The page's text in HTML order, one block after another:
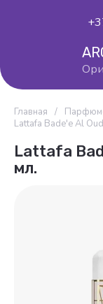
Главная /
Lattafa Bade'e Al
Lattafa
мл.